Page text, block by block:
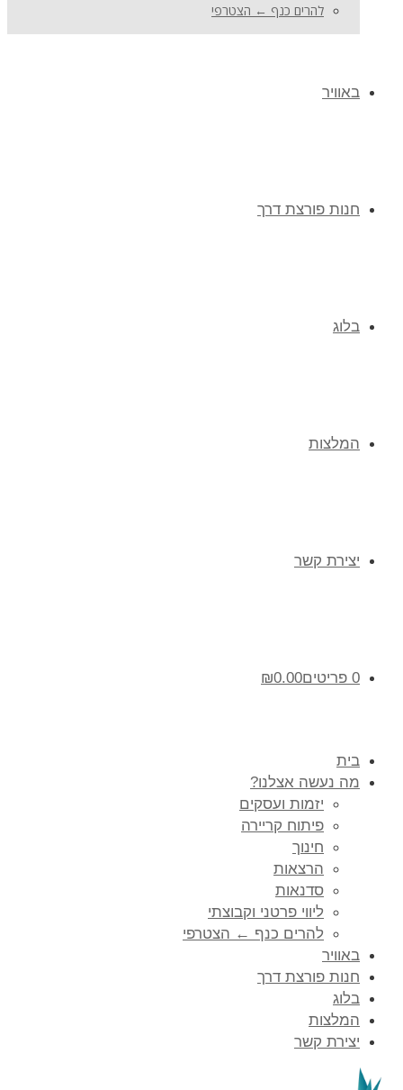
להרים כנף ← הצטרפי
באוויר
חנות פורצת דרך
בלוג
המלצות
יצירת קשר
0 פריטים ₪0.00
בית
מה נעשה אצלנו?
יזמות ועסקים
פיתוח קריירה
חינוך
הרצאות
סדנאות
ליווי פרטני וקבוצתי
להרים כנף ← הצטרפי
באוויר
חנות פורצת דרך
בלוג
המלצות
יצירת קשר